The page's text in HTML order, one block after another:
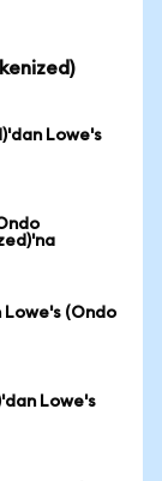
Lowe's
Lowe's (Ondo
Lowe's